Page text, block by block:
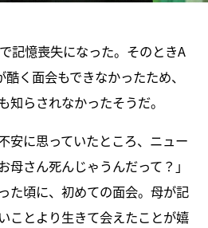
記憶喪失になった。そのときA
く面会もできなかったため、
知らされなかったそうだ。
安に思っていたところ、ニュー
母さん死んじゃうんだって？」
た頃に、初めての面会。母が記
ことより生きて会えたことが嬉